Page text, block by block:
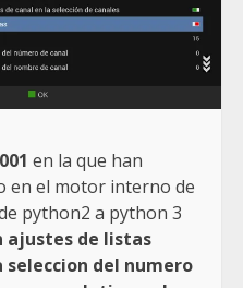
en la que han
en el motor interno de
python2 a python 3
ajustes de listas
seleccion del numero